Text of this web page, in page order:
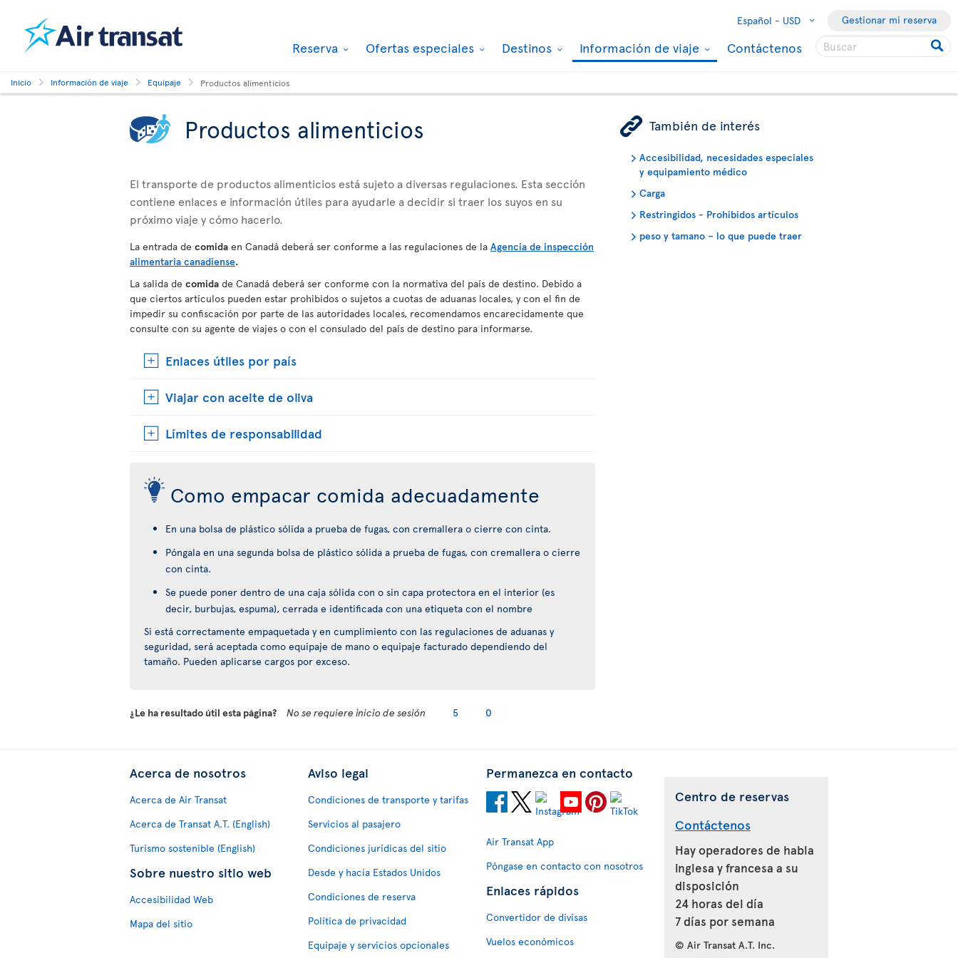
Español - USD Gestionar mi reserva
Reserva Ofertas especiales Destinos Información de viaje Contáctenos
Inicio Información de viaje Equipaje Productos alimenticios
Productos alimenticios
El transporte de productos alimenticios está sujeto a diversas regulaciones. Esta sección
contiene enlaces e información útiles para ayudarle a decidir si traer los suyos en su
próximo viaje y cómo hacerlo.
La entrada de comida en Canadá deberá ser conforme a las regulaciones de la Agencia de inspección
alimentaria canadiense.
La salida de comida de Canadá deberá ser conforme con la normativa del país de destino. Debido a
que ciertos artículos pueden estar prohibidos o sujetos a cuotas de aduanas locales, y con el fin de
impedir su confiscación por parte de las autoridades locales, recomendamos encarecidamente que
consulte con su agente de viajes o con el consulado del país de destino para informarse.
Enlaces útiles por país
Viajar con aceite de oliva
Límites de responsabilidad
Como empacar comida adecuadamente
En una bolsa de plástico sólida a prueba de fugas, con cremallera o cierre con cinta.
Póngala en una segunda bolsa de plástico sólida a prueba de fugas, con cremallera o cierre
con cinta.
Se puede poner dentro de una caja sólida con o sin capa protectora en el interior (es
decir, burbujas, espuma), cerrada e identificada con una etiqueta con el nombre
Si está correctamente empaquetada y en cumplimiento con las regulaciones de aduanas y
seguridad, será aceptada como equipaje de mano o equipaje facturado dependiendo del
tamaño. Pueden aplicarse cargos por exceso.
ÿ También de interés
Accesibilidad, necesidades especiales
y equipamiento médico
Carga
Restringidos - Prohibidos artículos
peso y tamano – lo que puede traer
¿Le ha resultado útil esta página? No se requiere inicio de sesión 5 0
Acerca de nosotros
Acerca de Air Transat
Acerca de Transat A.T. (English)
Turismo sostenible (English)
Sobre nuestro sitio web
Accesibilidad Web
Mapa del sitio
Aviso legal
Condiciones de transporte y tarifas
Servicios al pasajero
Condiciones jurídicas del sitio
Desde y hacia Estados Unidos
Condiciones de reserva
Política de privacidad
Equipaje y servicios opcionales
Permanezca en contacto
Air Transat App
Póngase en contacto con nosotros
Enlaces rápidos
Convertidor de divisas
Vuelos económicos
Centro de reservas
Contáctenos
Hay operadores de habla
inglesa y francesa a su
disposición
24 horas del día
7 días por semana
© Air Transat A.T. Inc.